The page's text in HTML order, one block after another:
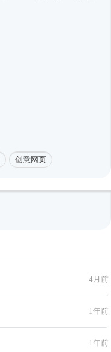
创意网页
4月前
1年前
1年前